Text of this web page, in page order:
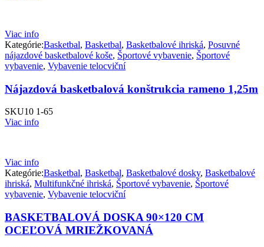
Viac info
Kategórie:Basketbal, Basketbal, Basketbalové ihriská, Posuvné
nájazdové basketbalové koše, Športové vybavenie, Športové
vybavenie, Vybavenie telocviční
Nájazdová basketbalová konštrukcia rameno 1,25m
SKU10 1-65
Viac info
Viac info
Kategórie:Basketbal, Basketbal, Basketbalové dosky, Basketbalové
ihriská, Multifunkčné ihriská, Športové vybavenie, Športové
vybavenie, Vybavenie telocviční
BASKETBALOVÁ DOSKA 90×120 CM
OCEĽOVÁ MRIEŽKOVANÁ